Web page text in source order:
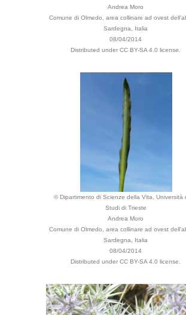
Andrea Moro
Comune di Olmedo, area collinare ad ovest
Sardegna, Italia
08/04/2014
Distributed under CC BY-SA 4.0 license.
© Dipartimento di Scienze della Vita, Università
Studi di Trieste
Andrea Moro
Comune di Olmedo, area collinare ad ovest
Sardegna, Italia
08/04/2014
Distributed under CC BY-SA 4.0 license.